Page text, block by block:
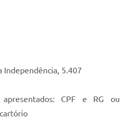
Independência, 5.407
CPF e RG ou